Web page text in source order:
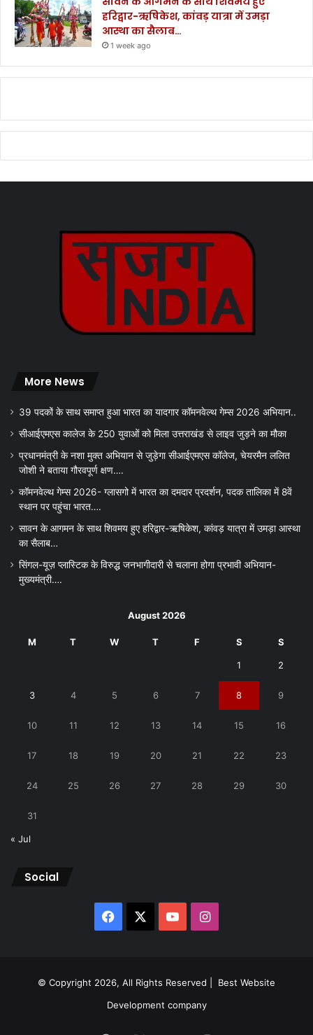
हरिद्वार-ऋषिकेश, कांवड़ यात्रा में उमड़ा
आस्था का सैलाब…
1 week ago
More News
39 पदकों के साथ समाप्त हुआ भारत का यादगार कॉमनवेल्थ गेम्स 2026 अभियान..
सीआईएमएस कालेज के 250 युवाओं को मिला उत्तराखंड से लाइव जुड़ने का मौका
प्रधानमंत्री के नशा मुक्त अभियान से जुड़ेगा सीआईएमएस कॉलेज, चेयरमैन ललित
जोशी ने बताया गौरवपूर्ण क्षण….
कॉमनवेल्थ गेम्स 2026- ग्लासगो में भारत का दमदार प्रदर्शन, पदक तालिका में 8वें
स्थान पर पहुंचा भारत….
सावन के आगमन के साथ शिवमय हुए हरिद्वार-ऋषिकेश, कांवड़ यात्रा में उमड़ा आस्था
का सैलाब…
सिंगल-यूज़ प्लास्टिक के विरुद्ध जनभागीदारी से चलाना होगा प्रभावी अभियान-
मुख्यमंत्री….
August 2026
M T W T F S S
1 2
3 4 5 6 7 8 9
10 11 12 13 14 15 16
17 18 19 20 21 22 23
24 25 26 27 28 29 30
31
« Jul
Social
Facebook YouTubeInstagram
© Copyright 2026, All Rights Reserved | Best Website
Development company